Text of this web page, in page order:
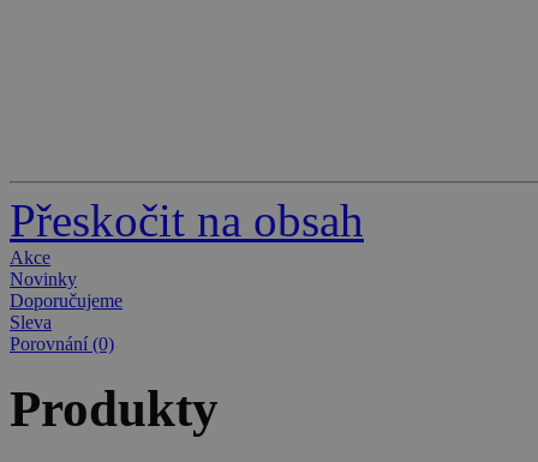
Přeskočit na obsah
Akce
Novinky
Doporučujeme
Sleva
Porovnání (0)
Produkty